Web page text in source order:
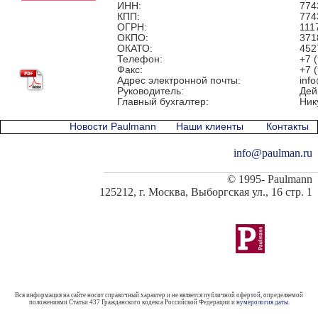
ИНН:
КПП:
ОГРН:
ОКПО:
ОКАТО:
Телефон:
+7
Факс:
+7
Адрес электронной почты:
Руководитель:
Главный бухгалтер:
Новости Paulmann Наши клиенты Контакты
info@paulman.ru
© 1995- Paulmann
125212, г. Москва, Выборгская ул., 16 стр. 1
Вся информация на сайте носит справочный характер и не является публичной офертой, определяемой
положениями Статьи 437 Гражданского кодекса Российской Федерации и нумерология даты.